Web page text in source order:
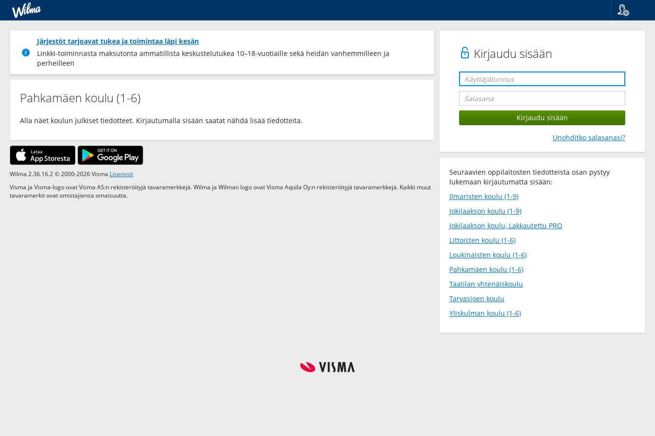
Kirjaudu sisään
Unohditko salasanasi?
Seuraavien oppilaitosten tiedotteista osan pystyy
lukemaan kirjautumatta sisään:
Ilmaristen koulu (1-9)
Jokilaakson koulu (1-9)
Jokilaakson koulu, Lakkautettu PRO
Littoisten koulu (1-6)
Loukinaisten koulu (1-6)
Pahkamäen koulu (1-6)
Taatilan yhtenäiskoulu
Tarvasjoen koulu
Yliskulman koulu (1-6)
Järjestöt tarjoavat tukea ja toimintaa läpi kesän
Linkki-toiminnasta maksutonta ammatillista keskustelutukea 10–18-vuotiaille sekä heidän vanhemmilleen ja
perheilleen
Pahkamäen koulu (1-6)
Alla näet koulun julkiset tiedotteet. Kirjautumalla sisään saatat nähdä lisää tiedotteita.
Wilma 2.36.16.2 © 2000-2026 Visma Lisenssit
Visma ja Visma-logo ovat Visma AS:n rekisteröityjä tavaramerkkejä. Wilma ja Wilman logo ovat Visma Aquila Oy:n rekisteröityjä tavaramerkkejä. Kaikki muut
tavaramerkit ovat omistajiensa omaisuutta.